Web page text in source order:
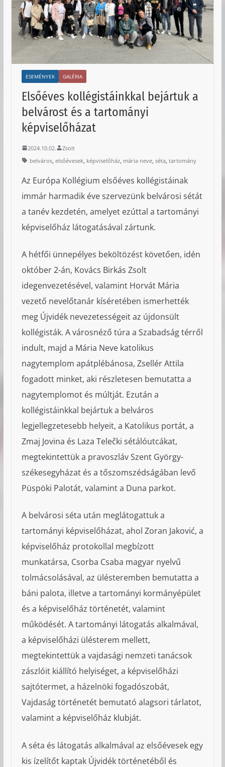
ESEMÉNYEK GALÉRIA
Elsőéves kollégistáinkkal bejártuk a
belvárost és a tartományi
képviselőházat
2024.10.02.
Zsolt
belváros, elsőévesek, képviselőház, mária neve, séta, tartomány
Az Európa Kollégium elsőéves kollégistáinak
immár harmadik éve szervezünk belvárosi sétát
a tanév kezdetén, amelyet ezúttal a tartományi
képviselőház látogatásával zártunk.
A hétfői ünnepélyes beköltözést követően, idén
október 2-án, Kovács Birkás Zsolt
idegenvezetésével, valamint Horvát Mária
vezető nevelőtanár kíséretében ismerhették
meg Újvidék nevezetességeit az újdonsült
kollégisták. A városnéző túra a Szabadság térről
indult, majd a Mária Neve katolikus
nagytemplom apátplébánosa, Zsellér Attila
fogadott minket, aki részletesen bemutatta a
nagytemplomot és múltját. Ezután a
kollégistáinkkal bejártuk a belváros
legjellegzetesebb helyeit, a Katolikus portát, a
Zmaj Jovina és Laza Telečki sétálóutcákat,
megtekintettük a pravoszláv Szent György-
székesegyházat és a tőszomszédságában levő
Püspöki Palotát, valamint a Duna parkot.
A belvárosi séta után meglátogattuk a
tartományi képviselőházat, ahol Zoran Jaković, a
képviselőház protokollal megbízott
munkatársa, Csorba Csaba magyar nyelvű
tolmácsolásával, az ülésteremben bemutatta a
báni palota, illetve a tartományi kormányépület
és a képviselőház történetét, valamint
működését. A tartományi látogatás alkalmával,
a képviselőházi ülésterem mellett,
megtekintettük a vajdasági nemzeti tanácsok
zászlóit kiállító helyiséget, a képviselőházi
sajtótermet, a házelnöki fogadószobát,
Vajdaság történetét bemutató alagsori tárlatot,
valamint a képviselőház klubját.
A séta és látogatás alkalmával az elsőévesek egy
kis ízelítőt kaptak Újvidék történetéből és